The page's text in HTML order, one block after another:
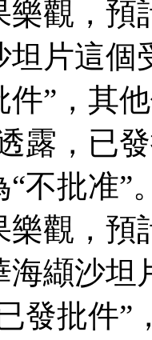
樂觀，預
坦片這個
”，其
露，已
不批准”
樂觀，
海纈沙坦
發批件”